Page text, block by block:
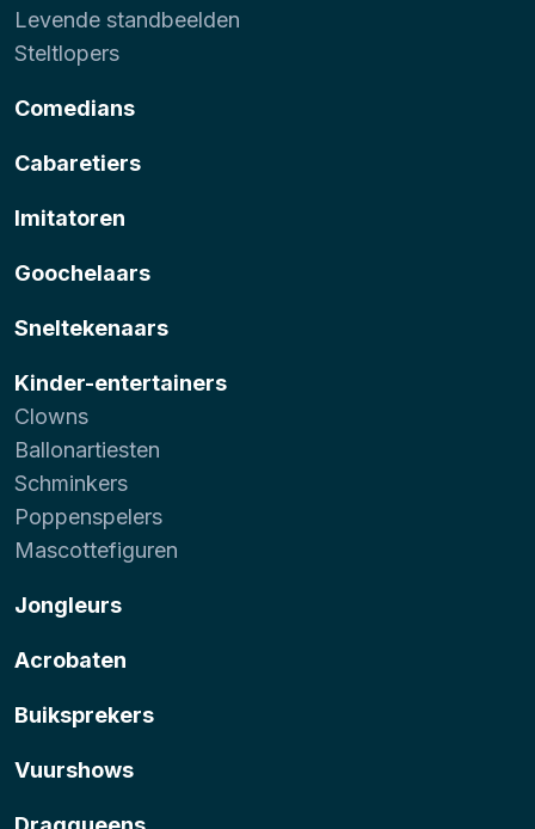
Levende standbeelden
Steltlopers
Comedians
Cabaretiers
Imitatoren
Goochelaars
Sneltekenaars
Kinder-entertainers
Clowns
Ballonartiesten
Schminkers
Poppenspelers
Mascottefiguren
Jongleurs
Acrobaten
Buiksprekers
Vuurshows